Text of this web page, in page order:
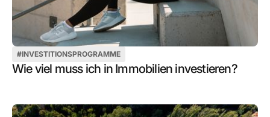
#INVESTITIONSPROGRAMME
Wie viel muss ich in Immobilien investieren?